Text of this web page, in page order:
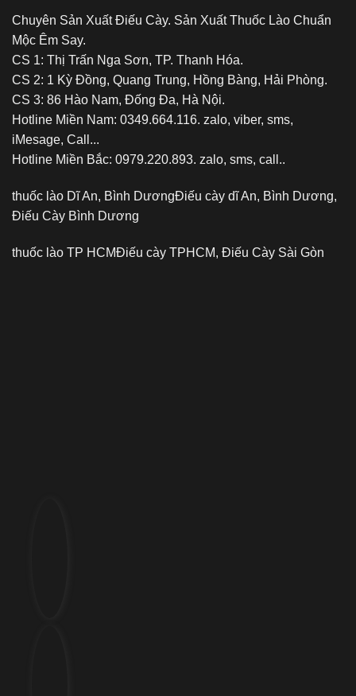
Chuyên Sản Xuất Điếu Cày. Sản Xuất Thuốc Lào Chuẩn
Mộc Êm Say.
CS 1: Thị Trấn Nga Sơn, TP. Thanh Hóa.
CS 2: 1 Kỳ Đồng, Quang Trung, Hồng Bàng, Hải Phòng.
CS 3: 86 Hào Nam, Đống Đa, Hà Nội.
Hotline Miền Nam: 0349.664.116. zalo, viber, sms,
iMesage, Call...
Hotline Miền Bắc: 0979.220.893. zalo, sms, call..
thuốc lào Dĩ An, Bình DươngĐiếu cày dĩ An, Bình Dương,
Điếu Cày Bình Dương
thuốc lào TP HCMĐiếu cày TPHCM, Điếu Cày Sài Gòn